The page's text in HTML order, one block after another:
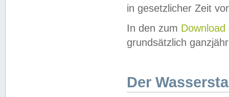
in gesetzlicher Zeit
In den zum Download
grundsätzlich
Der